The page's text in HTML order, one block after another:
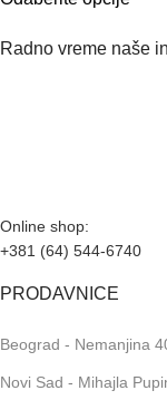
Radno vreme naše
Online shop:
+381 (64) 544-6740
PRODAVNICE
Beograd - Nemanjina
Novi Sad - Mihajla